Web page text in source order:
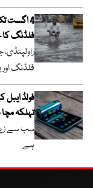
4 اگست
فلڈنگ کا
فلڈنگ
فولڈ
تہلکہ مچا
سب سے
ہے